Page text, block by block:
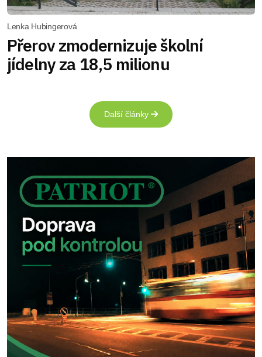
Lenka Hubingerová
Přerov zmodernizuje školní
jídelny za 18,5 milionu
Další články